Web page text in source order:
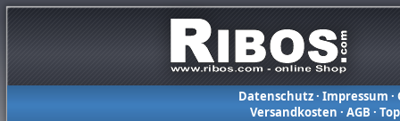
Datenschutz· Impressum ·
Versandkosten ·AGB ·